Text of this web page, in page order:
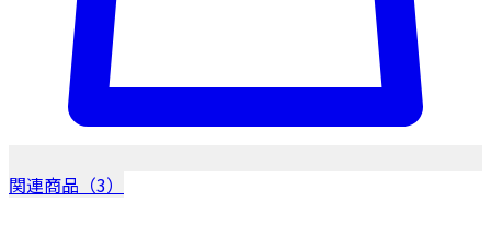
関連商品（3）